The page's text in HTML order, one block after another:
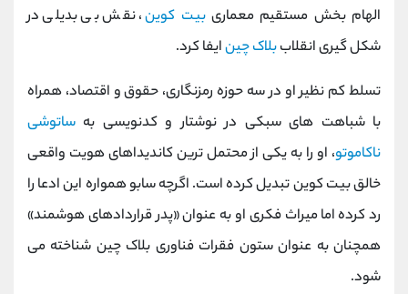
الهام‌ بخش مستقیم معماریبیت‌ کوین، نقش بی ‌بدیلی در
شکل ‌گیری انقلاببلاک‌ چینایفا کرد.
تسلط کم‌ نظیر او در سه حوزه رمزنگاری، حقوق و اقتصاد، همراه
با شباهت ‌های سبکی در نوشتار و کدنویسی به ساتوشی
ناکاموتو، او را به یکی از محتمل‌ ترین کاندیداهای هویت واقعی
خالق بیت ‌کوین تبدیل کرده است. اگرچه سابو همواره این ادعا را
رد کرده اما میراث فکری او به عنوان «پدر قراردادهای هوشمند»
همچنان به عنوان ستون فقرات فناوری بلاک ‌چین شناخته می
‌شود.